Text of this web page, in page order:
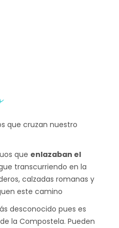
que cruzan nuestro
que enlazaban el
transcurriendo en la
calzadas romanas y
este camino
desconocido pues es
la Compostela. Pueden